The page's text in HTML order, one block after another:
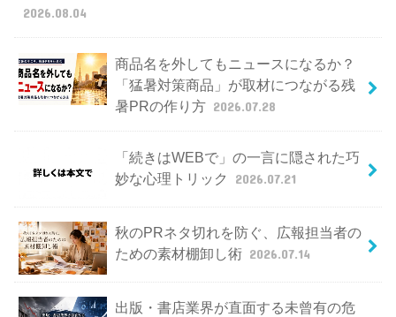
2026.08.04
商品名を外してもニュースになるか？
「猛暑対策商品」が取材につながる残
暑PRの作り方 2026.07.28
「続きはWEBで」の一言に隠された巧
妙な心理トリック
2026.07.21
秋のPRネタ切れを防ぐ、広報担当者の
ための素材棚卸し術 2026.07.14
出版・書店業界が直面する未曾有の危